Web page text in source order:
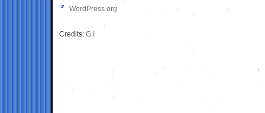
WordPress.org
Credits: G.I